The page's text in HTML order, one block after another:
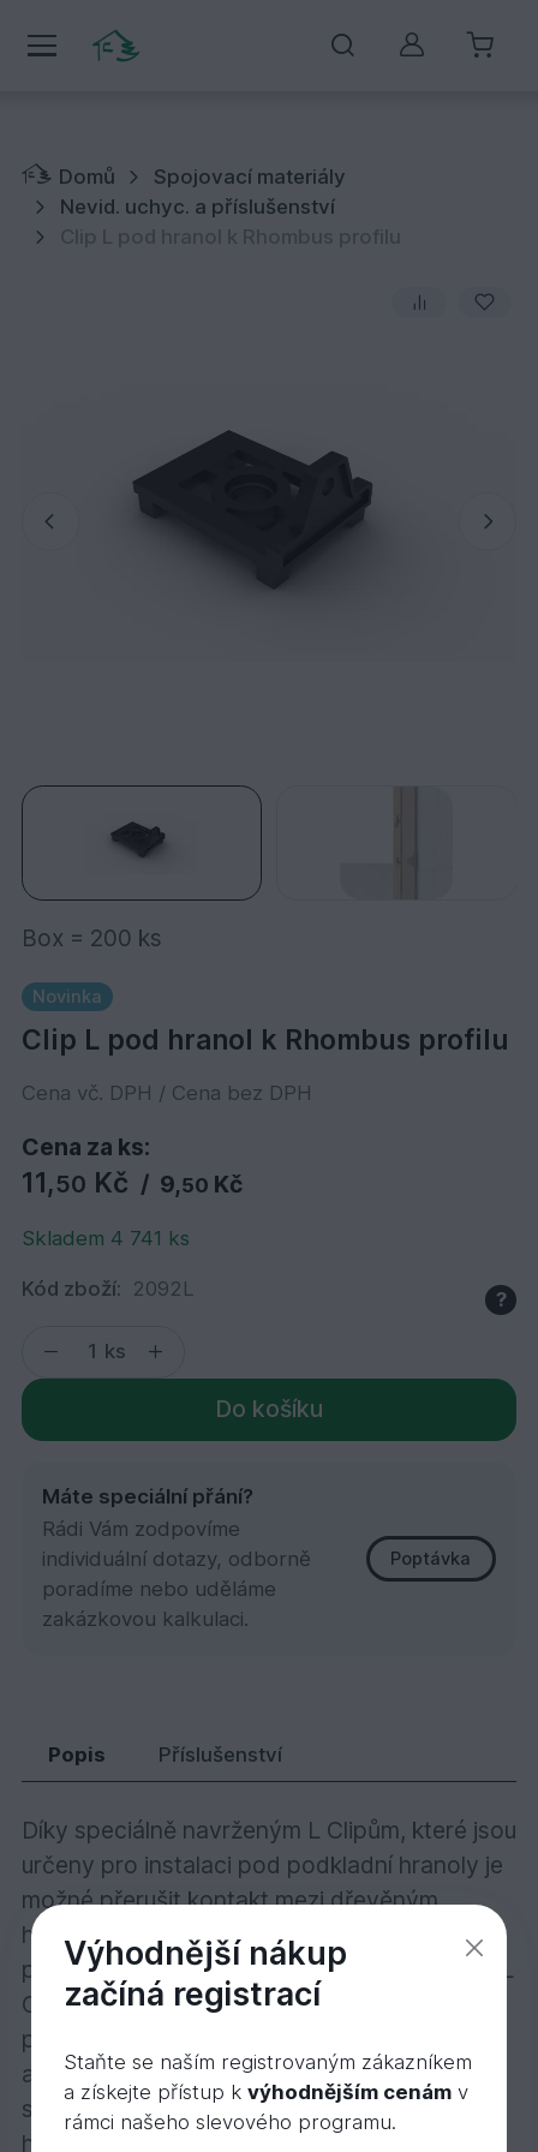
Můj účet
Domů
Spojovací materiály
Nevid. uchyc. a příslušenství
Clip L pod hranol k Rhombus profilu
Box = 200 ks
Novinka
Clip L pod hranol k Rhombus profilu
Cena vč. DPH / Cena bez DPH
Cena za ks:
11,50 Kč / 9,50 Kč
Skladem 4 741 ks
Kód zboží: 2092L ?
ks
Do košíku
Máte speciální přání?
Rádi Vám zodpovíme
individuální dotazy, odborně
poradíme nebo uděláme
zakázkovou kalkulaci.
Poptávka
Popis Příslušenství
Díky speciálně navrženým L Clipům, které jsou
určeny pro instalaci pod podkladní hranoly je
možné přerušit kontakt mezi dřevěným
hranolem a fasádní stěnou a umožnit tak
plynulé proudění vzduchu a vlhkosti. Systém L
Clip proto chrání veškeré dřevěné prvky i
plochu pod podkladním roštem a zabraňuje
akumulaci vody. Dřevěné obložení se tak
stává mnohem trvalejší a z dlouhodobého
hlediska funkční. Díky této vlastnosti, která
Výhodnější nákup
začíná registrací
Staňte se naším registrovaným zákazníkem
a získejte přístup k výhodnějším cenámv
rámci našeho slevového programu.